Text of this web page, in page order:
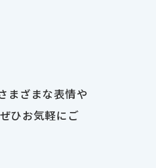
まざまな表情や
ひお気軽にご